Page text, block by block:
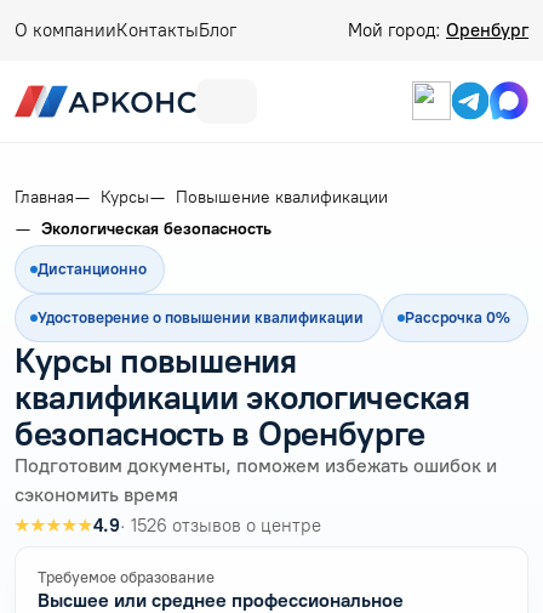
О компанииКонтактыБлог Мой город: Оренбург
Главная Курсы
Повышение квалификации
Экологическая безопасность
Дистанционно
Удостоверение о повышении квалификации Рассрочка 0%
Курсы повышения
квалификации экологическая
безопасность в Оренбурге
Подготовим документы, поможем избежать ошибок и
сэкономить время
★★★★★4.9· 1526 отзывов о центре
Требуемое образование
Высшее или среднее профессиональное